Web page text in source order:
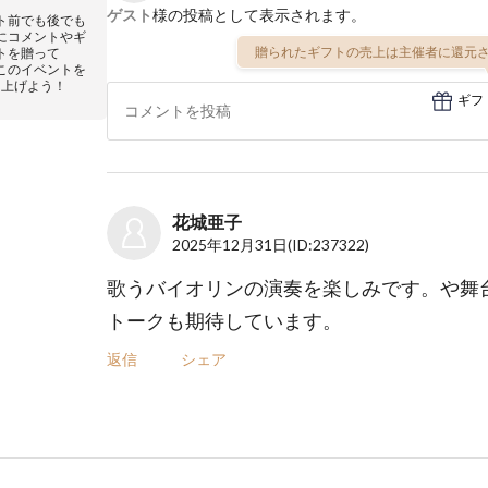
前でも後でも
コメントやギ
を贈って
のイベントを
げよう！
ゲスト様の投稿として表示されます。
贈られたギフトの売上は主催者に還元
ギフ
花城亜子
2025年12月31日(ID:237322)
歌うバイオリンの演奏を楽しみです。や舞
トークも期待しています。
返信 シェア